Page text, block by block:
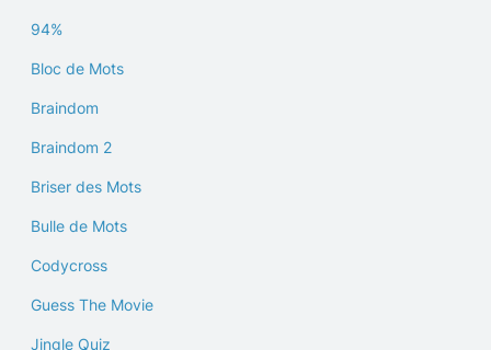
94%
Bloc de Mots
Braindom
Braindom 2
Briser des Mots
Bulle de Mots
Codycross
Guess The Movie
Jingle Quiz